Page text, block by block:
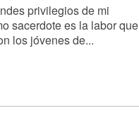
privilegios de mi
sacerdote es la labor que
los jóvenes de...